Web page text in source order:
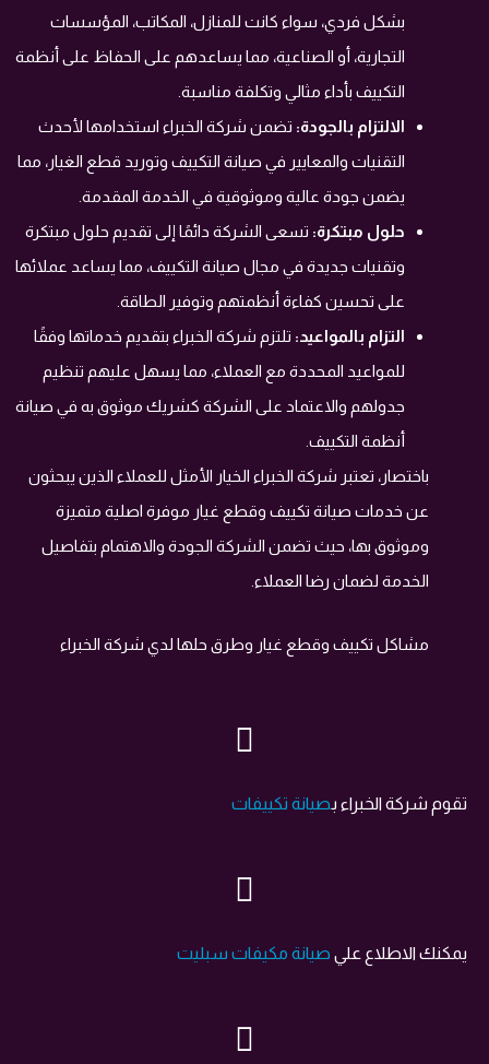
بشكل فردي، سواء كانت للمنازل، المكاتب، المؤسسات
التجارية، أو الصناعية، مما يساعدهم على الحفاظ على أنظمة
التكييف بأداء مثالي وتكلفة مناسبة.
الالتزام بالجودة: تضمن شركة الخبراء استخدامها لأحدث
التقنيات والمعايير في صيانة التكييف وتوريد قطع الغيار، مما
يضمن جودة عالية وموثوقية في الخدمة المقدمة.
حلول مبتكرة: تسعى الشركة دائمًا إلى تقديم حلول مبتكرة
وتقنيات جديدة في مجال صيانة التكييف، مما يساعد عملائها
على تحسين كفاءة أنظمتهم وتوفير الطاقة.
التزام بالمواعيد: تلتزم شركة الخبراء بتقديم خدماتها وفقًا
للمواعيد المحددة مع العملاء، مما يسهل عليهم تنظيم
جدولهم والاعتماد على الشركة كشريك موثوق به في صيانة
أنظمة التكييف.
باختصار، تعتبر شركة الخبراء الخيار الأمثل للعملاء الذين يبحثون
عن خدمات صيانة تكييف وقطع غيار موفرة اصلية متميزة
وموثوق بها، حيث تضمن الشركة الجودة والاهتمام بتفاصيل
الخدمة لضمان رضا العملاء.
مشاكل تكييف وقطع غيار وطرق حلها لدي شركة الخبراء
تقوم شركة الخبراء بصيانة تكييفات
يمكنك الاطلاع علي صيانة مكيفات سبليت